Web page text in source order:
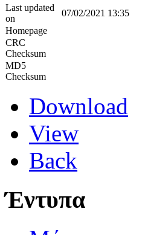
Last updated
on
07/02/2021 13:35
Homepage
CRC
Checksum
MD5
Checksum
Download
View
Back
Έντυπα